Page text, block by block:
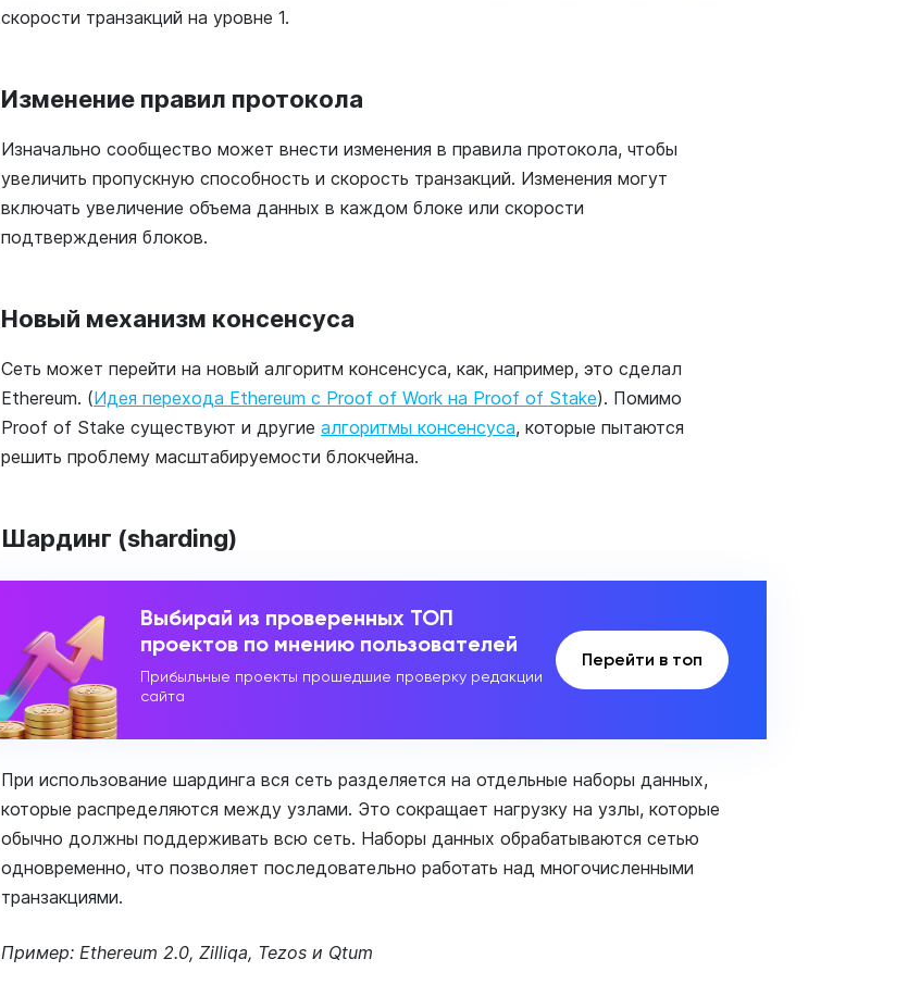
скорости транзакций на уровне 1.
Изменение правил протокола
Изначально сообщество может внести изменения в правила протокола, чтобы
увеличить пропускную способность и скорость транзакций. Изменения могут
включать увеличение объема данных в каждом блоке или скорости
подтверждения блоков.
Новый механизм консенсуса
Сеть может перейти на новый алгоритм консенсуса, как, например, это сделал
Ethereum. (Идея перехода Ethereum с Proof of Work на Proof of Stake). Помимо
Proof of Stake существуют и другие алгоритмы консенсуса, которые пытаются
решить проблему масштабируемости блокчейна.
Шардинг (sharding)
Выбирай из проверенных ТОП
проектов по мнению пользователей
Прибыльные проекты прошедшие проверку редакции
сайта
Перейти в топ
При использование шардинга вся сеть разделяется на отдельные наборы данных,
которые распределяются между узлами. Это сокращает нагрузку на узлы, которые
обычно должны поддерживать всю сеть. Наборы данных обрабатываются сетью
одновременно, что позволяет последовательно работать над многочисленными
транзакциями.
Пример: Ethereum 2.0, Zilliqa, Tezos и Qtum